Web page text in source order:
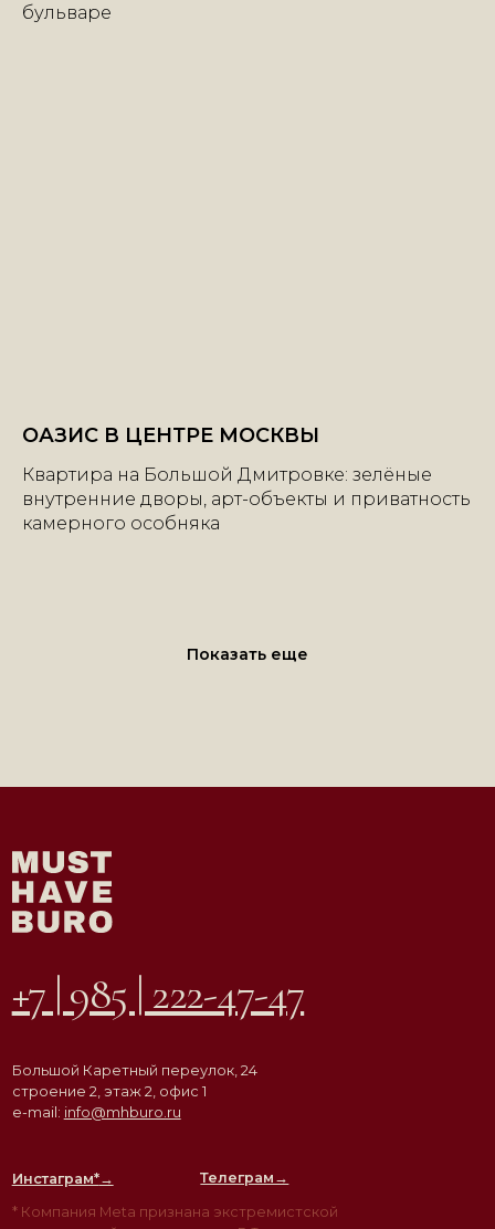
бульваре
ОАЗИС В ЦЕНТРЕ МОСКВЫ
Квартира на Большой Дмитровке: зелёные
внутренние дворы, арт-объекты и приватность
камерного особняка
Показать еще
© ООО «Must Have Buro», 2026. Все права защищены
Согласие на обработку персональных данных
Разработка сайта
+7 | 985 | 222-47-47
АГЕНТСТВО
ВДОХНОВЛЯЮЩЕЙ
НЕДВИЖИМОСТИ